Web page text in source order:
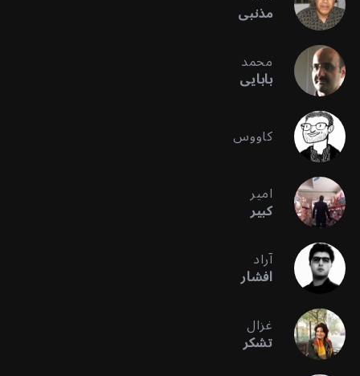
مذنبی
محمد
بابایی
کاووس
امیر
کبیر
آراد
افشار
غزال
تشکر